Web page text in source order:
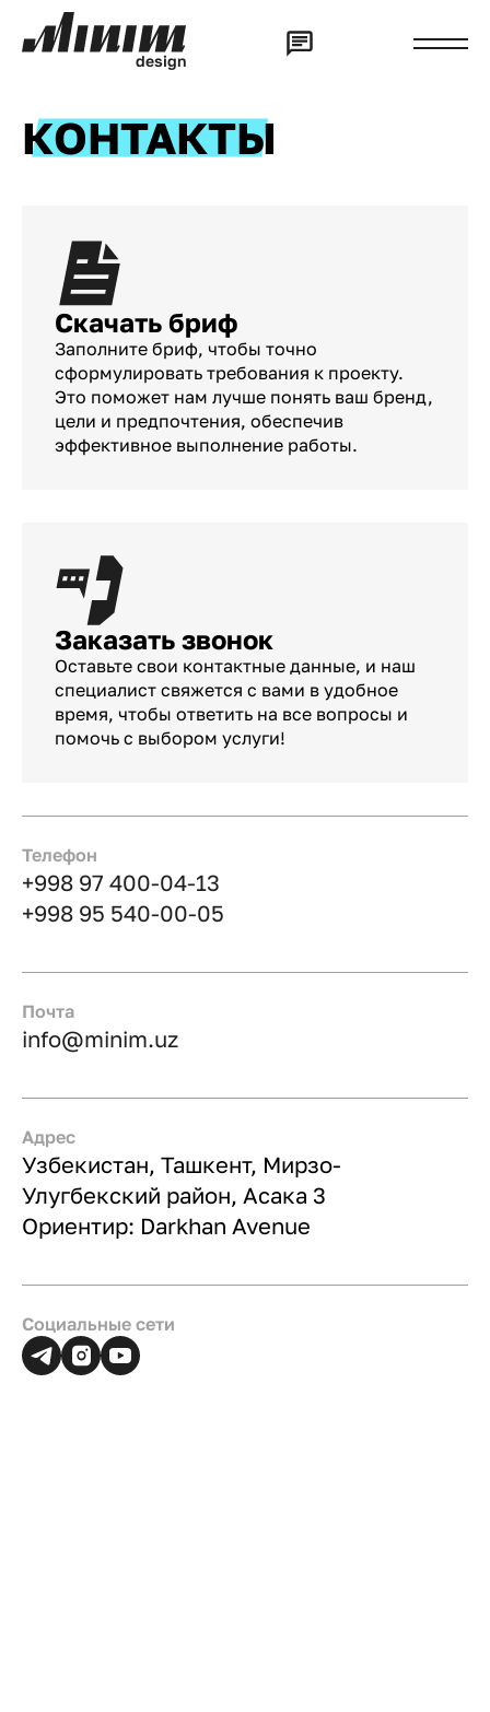
design
КОНТАКТЫ
Скачать бриф
Заполните бриф, чтобы точно
сформулировать требования к проекту.
Это поможет нам лучше понять ваш бренд,
цели и предпочтения, обеспечив
эффективное выполнение работы.
Заказать звонок
Оставьте свои контактные данные, и наш
специалист свяжется с вами в удобное
время, чтобы ответить на все вопросы и
помочь с выбором услуги!
Телефон
+998 97 400-04-13
+998 95 540-00-05
Почта
info@minim.uz
Адрес
Узбекистан, Ташкент, Мирзо-
Улугбекский район, Асака 3
Ориентир: Darkhan Avenue
Социальные сети